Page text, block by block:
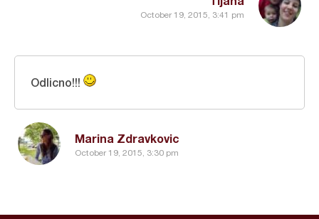
October 19, 2015, 3:41 pm
Marina Zdravkovic
October 19, 2015, 3:30 pm
Odlicno!!!